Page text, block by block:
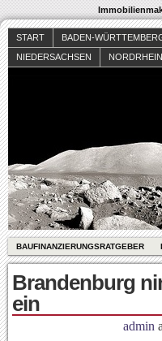
START BADEN-
NIEDERSACHSEN
BAUFINANZIERUNGSRATGEBER
Brandenburg
ein
admin